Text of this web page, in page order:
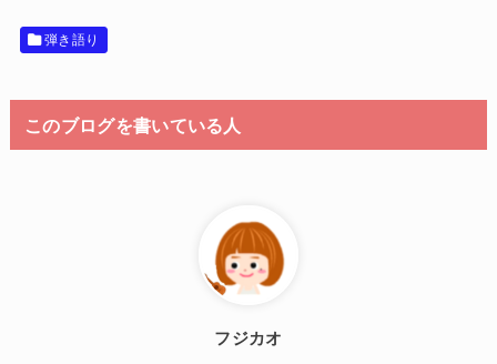
弾き語り
このブログを書いている人
フジカオ